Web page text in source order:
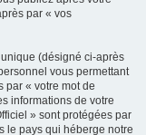
par « vos
(désigné ci-après
vous permettant
par « votre mot de
informations de votre
» sont protégées par
le pays qui héberge notre